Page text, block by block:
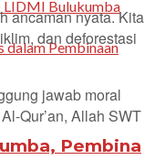
Pembina
ancaman nyata. Kita
dan deforestasi
jawab moral
Qur’an, Allah SWT